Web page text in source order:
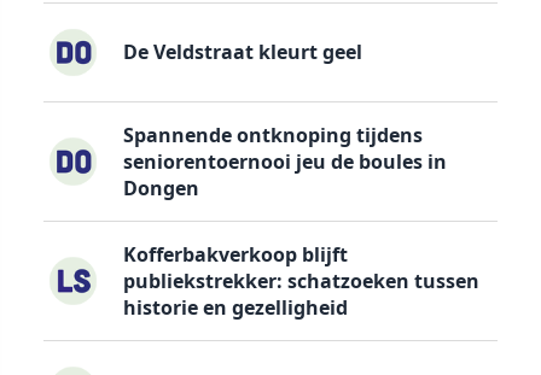
De Veldstraat kleurt geel
Spannende ontknoping tijdens
seniorentoernooi jeu de boules in
Dongen
Kofferbakverkoop blijft
publiekstrekker: schatzoeken tussen
historie en gezelligheid